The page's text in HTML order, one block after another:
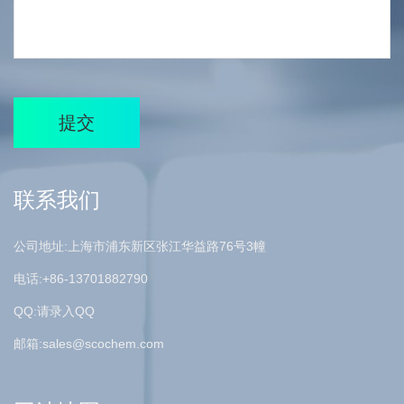
提交
联系我们
公司地址:上海市浦东新区张江华益路76号3幢
电话:+86-13701882790
QQ:请录入QQ
邮箱:sales@scochem.com